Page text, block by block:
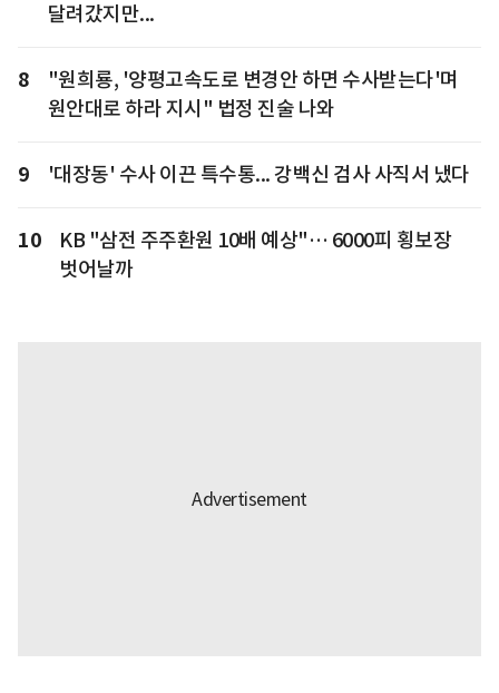
달려갔지만...
8
"원희룡, '양평고속도로 변경안 하면 수사받는다'며
원안대로 하라 지시" 법정 진술 나와
9 '대장동' 수사 이끈 특수통... 강백신 검사 사직서 냈다
10
KB "삼전 주주환원 10배 예상"… 6000피 횡보장
벗어날까